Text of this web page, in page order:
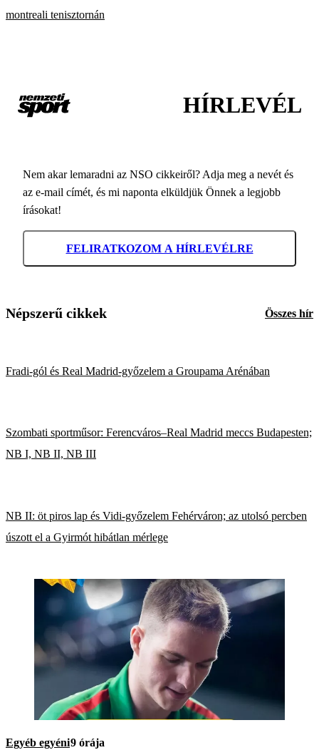
montreali tenisztornán
HÍRLEVÉL
Nem akar lemaradni az NSO cikkeiről? Adja meg a nevét és
az e-mail címét, és mi naponta elküldjük Önnek a legjobb
írásokat!
FELIRATKOZOM A HÍRLEVÉLRE
Népszerű cikkek Összes hír
Fradi-gól és Real Madrid-győzelem a Groupama Arénában
Szombati sportműsor: Ferencváros–Real Madrid meccs Budapesten;
NB I, NB II, NB III
NB II: öt piros lap és Vidi-győzelem Fehérváron; az utolsó percben
úszott el a Gyirmót hibátlan mérlege
Egyéb egyéni9 órája